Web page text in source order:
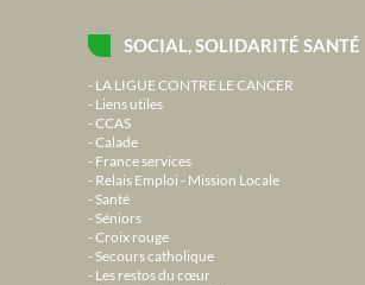
SOCIAL, SOLIDARITÉ SANTÉ
LA LIGUE CONTRE LE CANCER
Liens utiles
CCAS
Calade
France services
Relais Emploi - Mission Locale
Santé
Séniors
Croix rouge
Secours catholique
Les restos du cœur